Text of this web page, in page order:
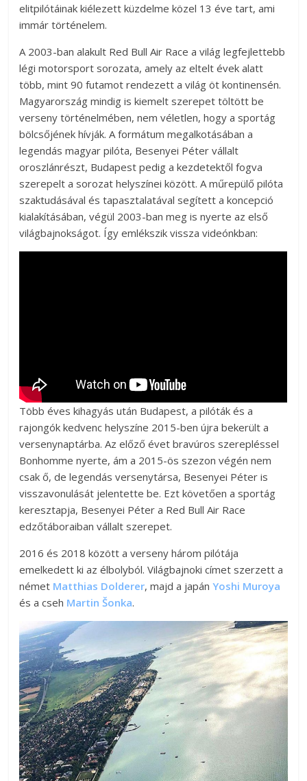
elitpilótáinak kiélezett küzdelme közel 13 éve tart, ami
immár történelem.
A 2003-ban alakult Red Bull Air Race a világ legfejlettebb
légi motorsport sorozata, amely az eltelt évek alatt
több, mint 90 futamot rendezett a világ öt kontinensén.
Magyarország mindig is kiemelt szerepet töltött be
verseny történelmében, nem véletlen, hogy a sportág
bölcsőjének hívják. A formátum megalkotásában a
legendás magyar pilóta, Besenyei Péter vállalt
oroszlánrészt, Budapest pedig a kezdetektől fogva
szerepelt a sorozat helyszínei között. A műrepülő pilóta
szaktudásával és tapasztalatával segített a koncepció
kialakításában, végül 2003-ban meg is nyerte az első
világbajnokságot. Így emlékszik vissza videónkban:
Több éves kihagyás után Budapest, a pilóták és a
rajongók kedvenc helyszíne 2015-ben újra bekerült a
versenynaptárba. Az előző évet bravúros szerepléssel
Bonhomme nyerte, ám a 2015-ös szezon végén nem
csak ő, de legendás versenytársa, Besenyei Péter is
visszavonulását jelentette be. Ezt követően a sportág
keresztapja, Besenyei Péter a Red Bull Air Race
edzőtáboraiban vállalt szerepet.
2016 és 2018 között a verseny három pilótája
emelkedett ki az élbolyból. Világbajnoki címet szerzett a
német Matthias Dolderer, majd a japánYoshi Muroya
és a cseh Martin Šonka.